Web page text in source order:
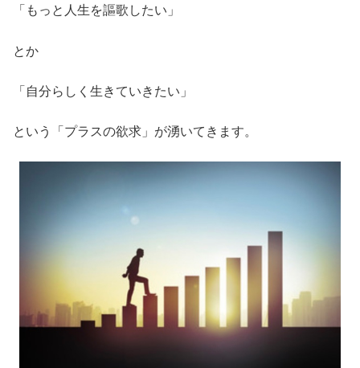
「もっと人生を謳歌したい」
とか
「自分らしく生きていきたい」
という「プラスの欲求」が湧いてきます。